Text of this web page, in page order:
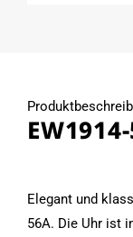
Elegant und
56A. Die Uhr ist